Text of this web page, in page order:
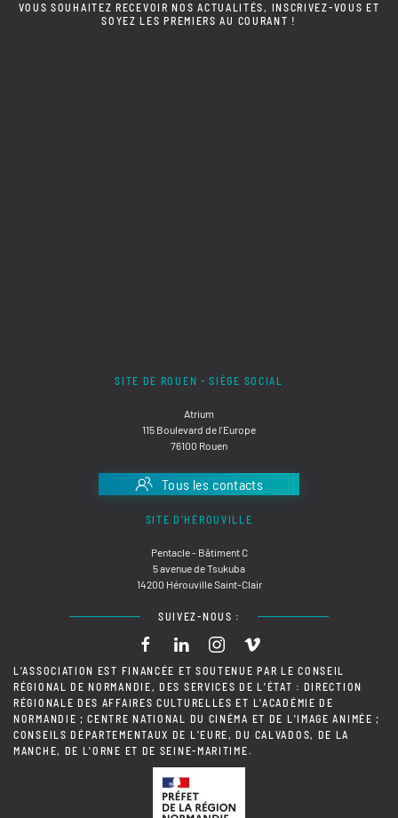
VOUS SOUHAITEZ RECEVOIR NOS ACTUALITÉS, INSCRIVEZ-VOUS ET
SOYEZ LES PREMIERS AU COURANT !
SITE DE ROUEN - SIÈGE SOCIAL
Atrium
115 Boulevard de l'Europe
76100 Rouen
Tous les contacts
SITE D'HÉROUVILLE
Pentacle - Bâtiment C
5 avenue de Tsukuba
14200 Hérouville Saint-Clair
SUIVEZ-NOUS :
L'ASSOCIATION EST FINANCÉE ET SOUTENUE PAR LE CONSEIL
RÉGIONAL DE NORMANDIE, DES SERVICES DE L'ÉTAT : DIRECTION
RÉGIONALE DES AFFAIRES CULTURELLES ET L'ACADÉMIE DE
NORMANDIE ; CENTRE NATIONAL DU CINÉMA ET DE L'IMAGE ANIMÉE ;
CONSEILS DÉPARTEMENTAUX DE L'EURE, DU CALVADOS, DE LA
MANCHE, DE L'ORNE ET DE SEINE-MARITIME.